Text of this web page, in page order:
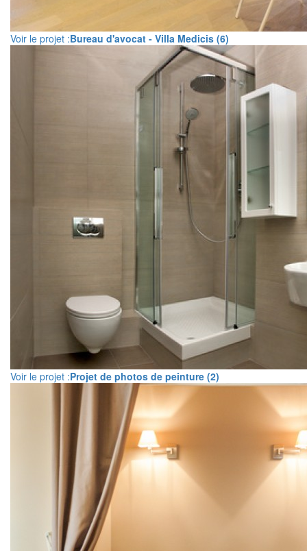
Voir le projet :Bureau d'avocat - Villa Medicis (6)
Voir le projet :Projet de photos de peinture (2)